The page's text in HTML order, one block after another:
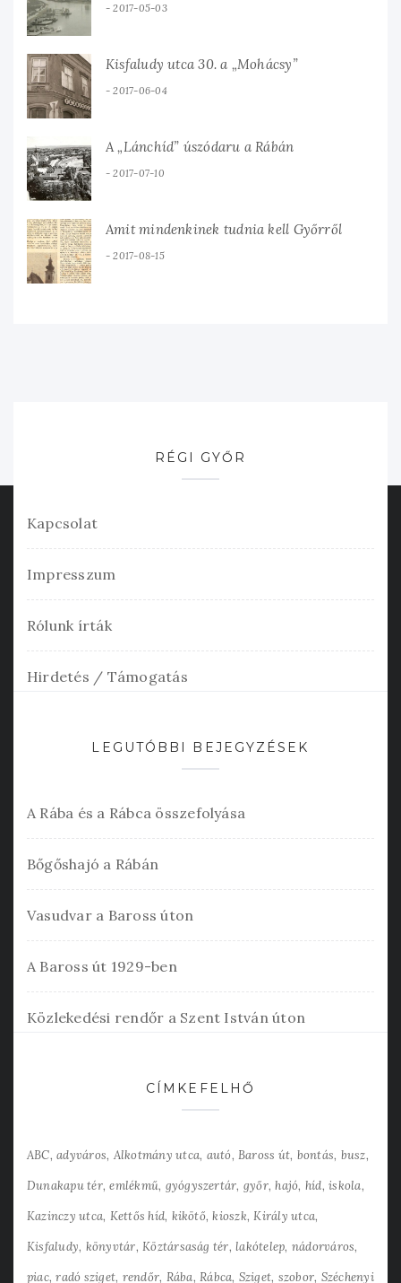
2017-05-03
Kisfaludy utca 30. a „Mohácsy”
2017-06-04
A „Lánchíd” úszódaru a Rábán
2017-07-10
Amit mindenkinek tudnia kell Győrről
2017-08-15
RÉGI GYŐR
Kapcsolat
Impresszum
Rólunk írták
Hirdetés / Támogatás
LEGUTÓBBI BEJEGYZÉSEK
A Rába és a Rábca összefolyása
Bőgőshajó a Rábán
Vasudvar a Baross úton
A Baross út 1929-ben
Közlekedési rendőr a Szent István úton
CÍMKEFELHŐ
ABC adyváros Alkotmány utca autó Baross út bontás busz
Dunakapu tér emlékmű gyógyszertár győr hajó híd iskola
Kazinczy utca Kettős híd kikötő kioszk Király utca
Kisfaludy könyvtár Köztársaság tér lakótelep nádorváros
piac radó sziget rendőr Rába Rábca Sziget szobor Széchenyi